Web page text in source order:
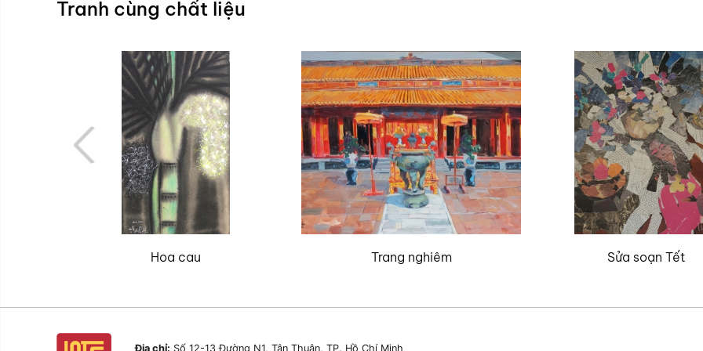
Tranh cùng chất liệu
Hoa cau Trang nghiêm Sửa soạn Tết
Địa chỉ: Số 12-13 Đường N1, Tân Thuận, TP. Hồ Chí Minh